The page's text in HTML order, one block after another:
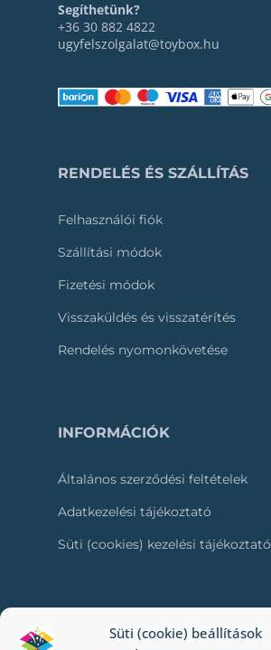
Süti (cookie) beállítások
Segíthetünk?
+36 30 882 4822
ugyfelszolgalat@toybox.hu
RENDELÉS ÉS SZÁLLÍTÁS
Felhasználói fiók
Szállítási módok
Fizetési módok
Visszaküldés és visszatérítés
Rendelés nyomonkövetése
INFORMÁCIÓK
Általános szerződési feltételek
Adatkezelési tájékoztató
Süti (cookies) kezelési tájékoztató
RÓLUNK